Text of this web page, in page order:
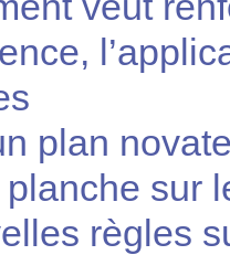
plan
sur
règles